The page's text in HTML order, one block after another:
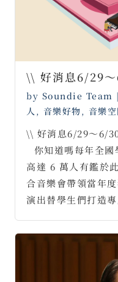
\\ 好消息6/29
by Soundie Team |
人, 音樂好物, 音樂空
\\ 好消息6/29～6/
⠀你知道嗎每年全
高達 6 萬人有鑑於
合音樂會帶領當年
演出替學生們打造